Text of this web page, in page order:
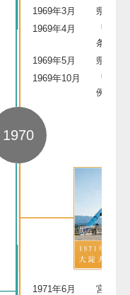
1969年3月
県林業
1969年4月
「宮崎
条例」
1969年5月
県宮崎
1969年10月
「宮崎
例」制
1970
1971年6月
宮崎カ